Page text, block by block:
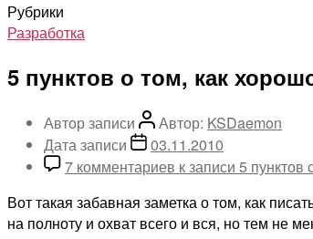
Рубрики
Разработка
5 пунктов о том, как
Автор записи Автор: KSDaemon
Дата записи
03.11.2010
7 комментариев к записи 5
Вот такая забавная заметка о том, как
на полноту и охват всего и вся, но тем не